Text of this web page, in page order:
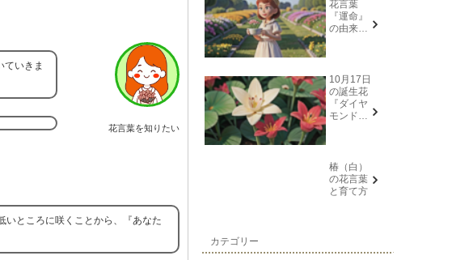
花言葉を知りたい
ていきま
いところに咲くことから、『あなた
花言葉
『運命』
の由来と
10月17日
の誕生花
『ダイヤ
モンドリ
楽しみ
に、忍
耐、箱入
椿（白）
の花言葉
と育て方
カテゴリー